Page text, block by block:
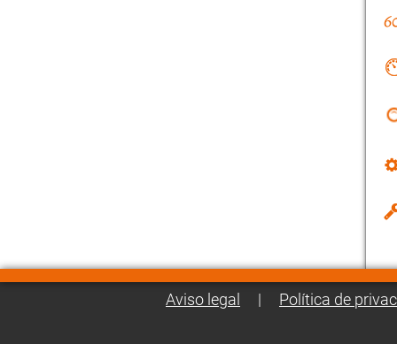
Aviso legal | Política de